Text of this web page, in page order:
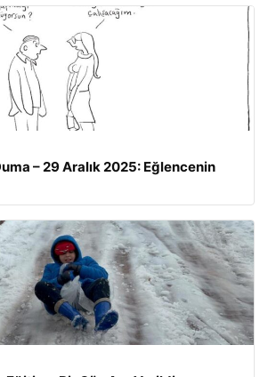
– 29 Aralık 2025: Eğlencenin